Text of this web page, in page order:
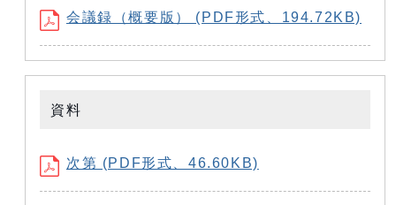
会議録（概要版） (PDF形式、194.72KB)
資料
次第 (PDF形式、46.60KB)